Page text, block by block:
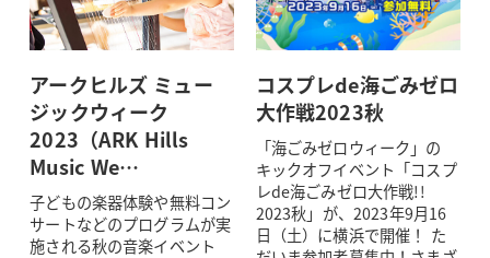
アークヒルズ ミュー
ジックウィーク
2023（ARK Hills
Music We…
子どもの楽器体験や無料コン
サートなどのプログラムが実
施される秋の音楽イベント
コスプレde海ごみゼロ
大作戦2023秋
「海ごみゼロウィーク」の
キックオフイベント「コスプ
レde海ごみゼロ大作戦!!
2023秋」が、2023年9月16
日（土）に横浜で開催！ た